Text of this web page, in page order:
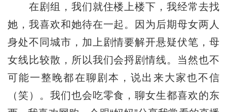
在剧组，我们就住楼上楼下，我经常去找
她，我喜欢和她待在一起。因为后期母女两人
身处不同城市，加上剧情要解开悬疑伏笔，母
女线比较散，所以我们会捋剧情线。当然也不
可能一整晚都在聊剧本，说出来大家也不信
（笑）。我们也会吃零食，聊女生都喜欢的东